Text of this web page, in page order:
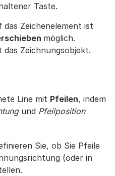
Taste.
Zeichenelement ist
möglich.
Zeichnungsobjekt.
Line mit Pfeilen, indem
und Pfeilposition
Sie, ob Sie Pfeile
(oder in